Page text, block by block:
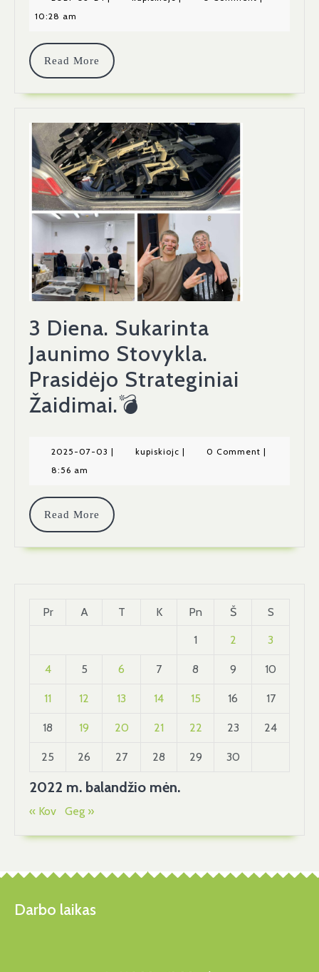
10:28 am
Read More
Read
3 Diena. Sukarinta
Jaunimo Stovykla.
Prasidėjo Strateginiai
Žaidimai.💣
Sukarinta
Strateginiai
💣
2025-07-03 2025-
| kupiskiojc kupiskiojc
| 0 Comment |
8:56 am
Read More
Read
2022 m. balandžio mėn.
Pr A T K Pn Š S
1 2 3
4 5 6 7 8 9 10
11 12 13 14 15 16 17
18 19 20 21 22 23 24
25 26 27 28 29 30
« Kov Geg »
Darbo laikas